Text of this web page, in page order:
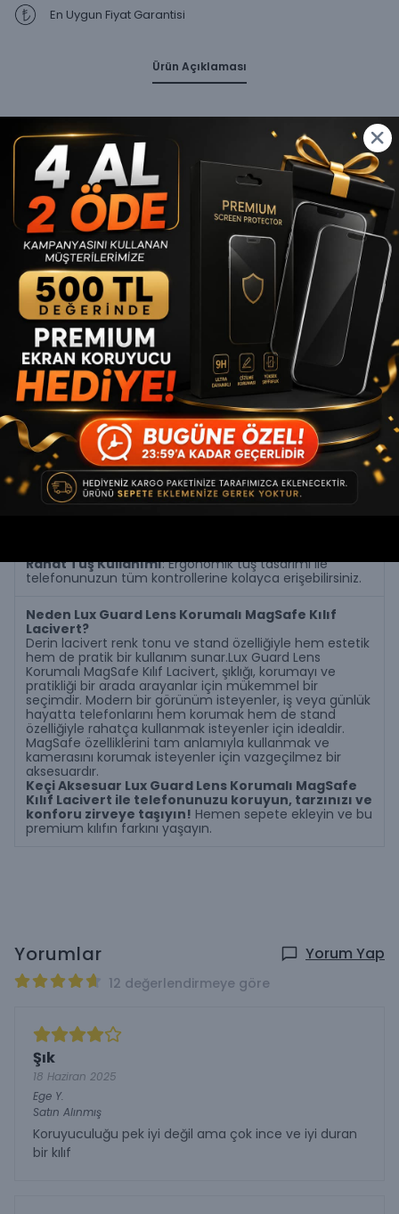
En Uygun Fiyat Garantisi
Ürün Açıklaması
MagSafe Uyumluluğu
: Entegre mıknatıslar sayesinde
Apple MagSafe aksesuarlarıyla kusursuz uyum sağlar.
Kablosuz şarj cihazları ve diğer MagSafe aksesuarlarıyla
sorunsuz bağlantı.
Lens Korumalı Tasarımı
: Telefonunuzdaki lens sayısı
kadar lens koruyucu ile birlikte gelir, kamera lenslerinizi
çiziklere ve darbelere karşı korur, fotoğraf kalitenizi her
zaman en üst düzeyde tutar.
Standa Dönüşebilen Kamera Çerçevesi
: Pratik
stand özelliği ile videolarınızı izlerken veya görüntülü
görüşmelerde telefonunuzu sabit tutar, kullanım
kolaylığı sağlar.
Lacivert Mat Yüzey: Şık mat lacivert arka yüzey
telefonunuza premium bir estetik katar.
İç Yapı
: İç yüzey, telefonunuzu çiziklerden korur ve
darbelere karşı ekstra koruma sağlar.
Tam Koruma: Telefonu tamamen saran yapısıyla
Rahat Tuş Kullanımı: Ergonomik tuş tasarımı ile
telefonunuzun tüm kontrollerine kolayca erişebilirsiniz.
Neden Lux Guard Lens Korumalı MagSafe Kılıf
Lacivert?
Derin lacivert renk tonu ve stand özelliğiyle hem estetik
hem de pratik bir kullanım sunar.Lux Guard Lens
Korumalı MagSafe Kılıf Lacivert, şıklığı, korumayı ve
pratikliği bir arada arayanlar için mükemmel bir
seçimdir. Modern bir görünüm isteyenler, iş veya günlük
hayatta telefonlarını hem korumak hem de stand
özelliğiyle rahatça kullanmak isteyenler için idealdir.
MagSafe özelliklerini tam anlamıyla kullanmak ve
kamerasını korumak isteyenler için vazgeçilmez bir
aksesuardır.
Keçi Aksesuar Lux Guard Lens Korumalı MagSafe
Kılıf Lacivert ile telefonunuzu koruyun, tarzınızı ve
konforu zirveye taşıyın! Hemen sepete ekleyin ve bu
premium kılıfın farkını yaşayın.
Yorumlar Yorum Yap
12 değerlendirmeye göre
Şık
18 Haziran 2025
Ege Y.
Satın Alınmış
Koruyuculuğu pek iyi değil ama çok ince ve iyi duran
bir kılıf